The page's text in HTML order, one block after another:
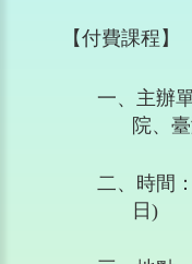
【付費課程】
一、 主辦
院、
二、 時間：
日 )